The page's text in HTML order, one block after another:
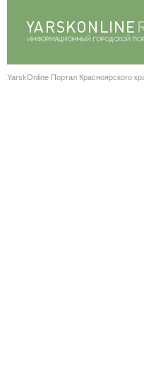
YarskOnline Портал Красноярского